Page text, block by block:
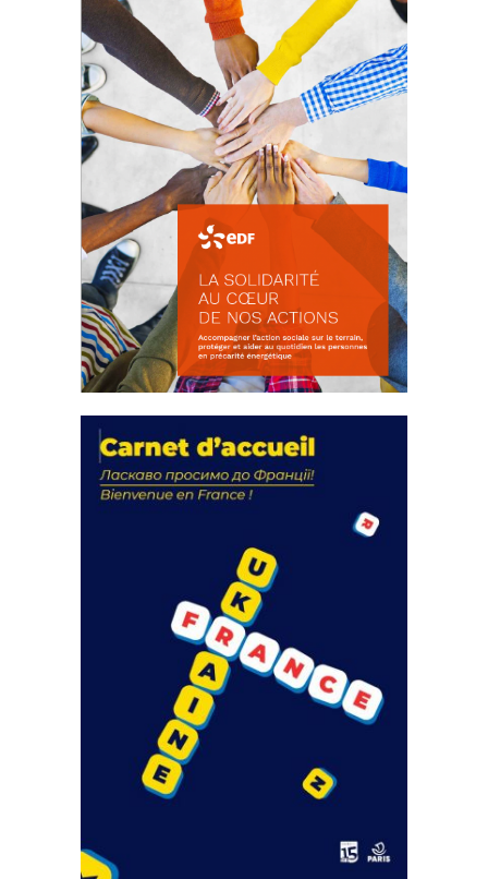
FEUILLETER
actions
18 septembre 2023
FEUILLETER